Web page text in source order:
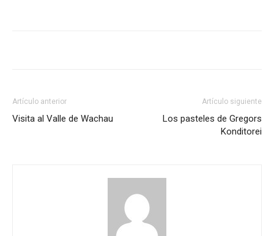
Artículo anterior
Visita al Valle de Wachau
Artículo siguiente
Los pasteles de Gregors
Konditorei